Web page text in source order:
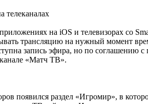
телеканалах
на iOS и телевизорах со
трансляцию на нужный момент
запись эфира, но по соглашению
«Матч ТВ».
появился раздел «Игромир», в